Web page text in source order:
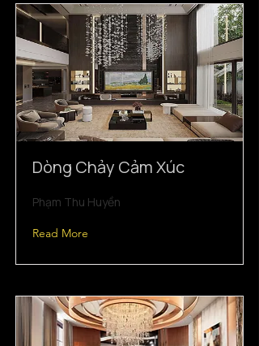
Dòng Chảy Cảm Xúc
Phạm Thu Huyền
Read More